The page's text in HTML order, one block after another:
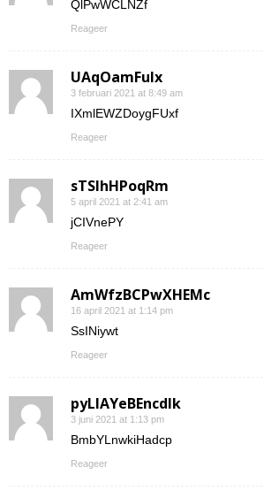
QlPwWCLNZf
Reageer
UAqOamFuIx
3 februari 2021 at 8:49 am
IXmlEWZDoygFUxf
Reageer
sTSIhHPoqRm
5 april 2021 at 2:41 am
jCIVnePY
Reageer
AmWfzBCPwXHEMc
16 april 2021 at 1:14 pm
SsINiywt
Reageer
pyLlAYeBEncdIk
3 juni 2021 at 1:13 pm
BmbYLnwkiHadcp
Reageer